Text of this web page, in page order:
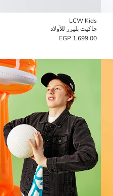
LCW Kids
جاكيت بليزر للأولاد
1,699.00 EGP